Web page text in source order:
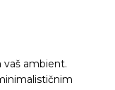
vaš ambient.